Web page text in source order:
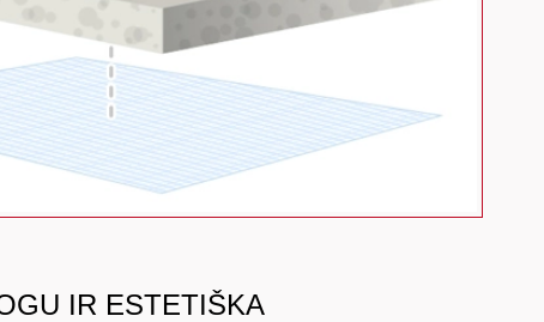
IR ESTETIŠKA